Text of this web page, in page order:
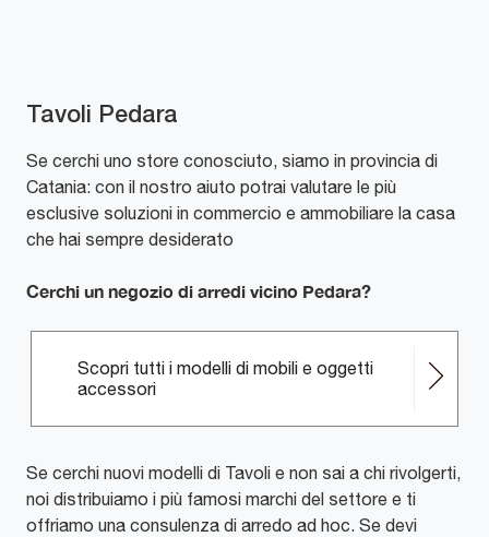
Tavoli Pedara
Se cerchi uno store conosciuto, siamo in provincia di
Catania: con il nostro aiuto potrai valutare le più
esclusive soluzioni in commercio e ammobiliare la casa
che hai sempre desiderato
Cerchi un negozio di arredi vicino Pedara?
Scopri tutti i modelli di mobili e oggetti
accessori
Se cerchi nuovi modelli di Tavoli e non sai a chi rivolgerti,
noi distribuiamo i più famosi marchi del settore e ti
offriamo una consulenza di arredo ad hoc. Se devi